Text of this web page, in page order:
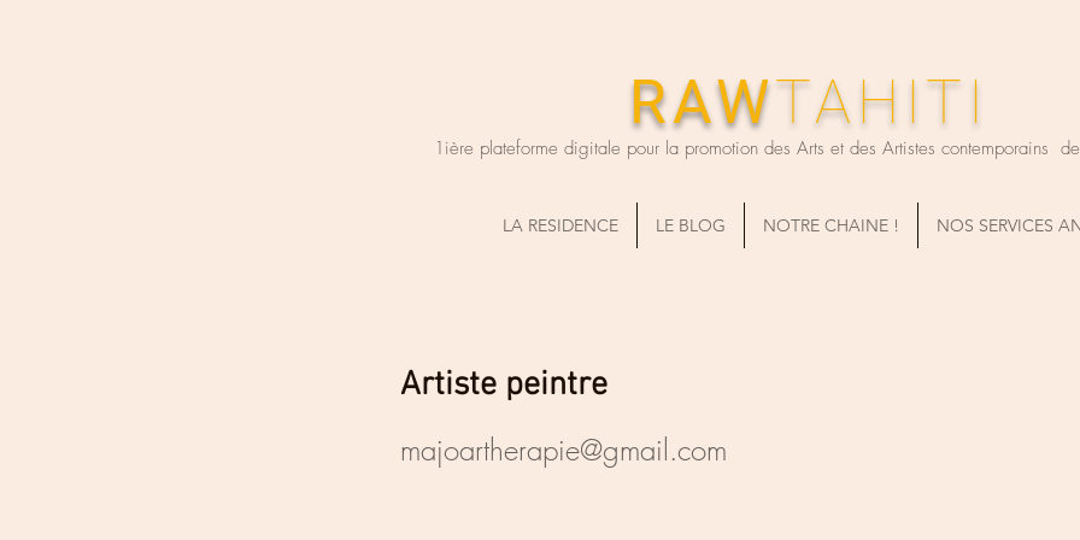
RAWTAHITI
1ière plateforme digitale pour la promotion des Arts et des Artistes contemporains
LA RESIDENCE LE BLOG NOTRE CHAINE ! NOS SERVICES
Artiste peintre
majoartherapie@gmail.com